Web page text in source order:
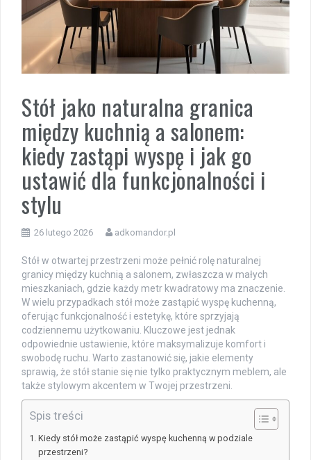
Stół jako naturalna granica
między kuchnią a salonem:
kiedy zastąpi wyspę i jak go
ustawić dla funkcjonalności i
stylu
26 lutego 2026 adkomandor.pl
Stół w otwartej przestrzeni może pełnić rolę naturalnej
granicy między kuchnią a salonem, zwłaszcza w małych
mieszkaniach, gdzie każdy metr kwadratowy ma znaczenie.
W wielu przypadkach stół może zastąpić wyspę kuchenną,
oferując funkcjonalność i estetykę, które sprzyjają
codziennemu użytkowaniu. Kluczowe jest jednak
odpowiednie ustawienie, które maksymalizuje komfort i
swobodę ruchu. Warto zastanowić się, jakie elementy
sprawią, że stół stanie się nie tylko praktycznym meblem, ale
także stylowym akcentem w Twojej przestrzeni.
Spis treści
Kiedy stół może zastąpić wyspę kuchenną w podziale
przestrzeni?